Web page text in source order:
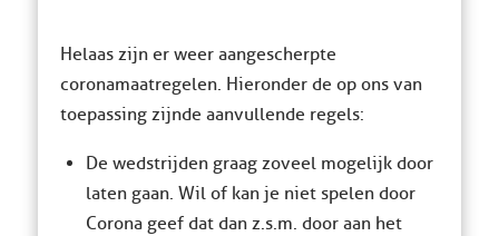
Helaas zijn er weer aangescherpte
coronamaatregelen. Hieronder de op ons van
toepassing zijnde aanvullende regels:
De wedstrijden graag zoveel mogelijk door
laten gaan. Wil of kan je niet spelen door
Corona geef dat dan z.s.m. door aan het